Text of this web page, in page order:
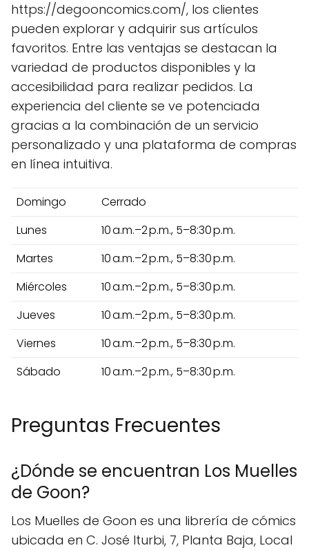
https://degooncomics.com/, los clientes
pueden explorar y adquirir sus artículos
favoritos. Entre las ventajas se destacan la
variedad de productos disponibles y la
accesibilidad para realizar pedidos. La
experiencia del cliente se ve potenciada
gracias a la combinación de un servicio
personalizado y una plataforma de compras
en línea intuitiva.
Domingo
Cerrado
Lunes
10 a.m.–2 p.m., 5–8:30 p.m.
Martes
10 a.m.–2 p.m., 5–8:30 p.m.
Miércoles
10 a.m.–2 p.m., 5–8:30 p.m.
Jueves
10 a.m.–2 p.m., 5–8:30 p.m.
Viernes
10 a.m.–2 p.m., 5–8:30 p.m.
Sábado
10 a.m.–2 p.m., 5–8:30 p.m.
Preguntas Frecuentes
¿Dónde se encuentran Los Muelles
de Goon?
Los Muelles de Goon es una librería de cómics
ubicada en C. José Iturbi, 7, Planta Baja, Local